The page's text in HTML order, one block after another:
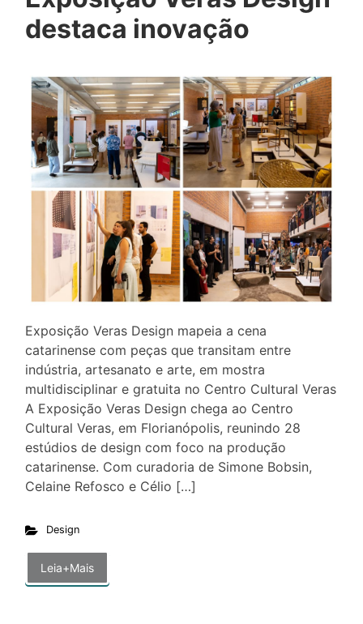
destaca inovação
Exposição Veras Design mapeia a cena
catarinense com peças que transitam entre
indústria, artesanato e arte, em mostra
multidisciplinar e gratuita no Centro Cultural Veras
A Exposição Veras Design chega ao Centro
Cultural Veras, em Florianópolis, reunindo 28
estúdios de design com foco na produção
catarinense. Com curadoria de Simone Bobsin,
Celaine Refosco e Célio […]
Design
Leia+Mais